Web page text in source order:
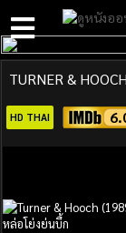
TURNER &
HD THAI